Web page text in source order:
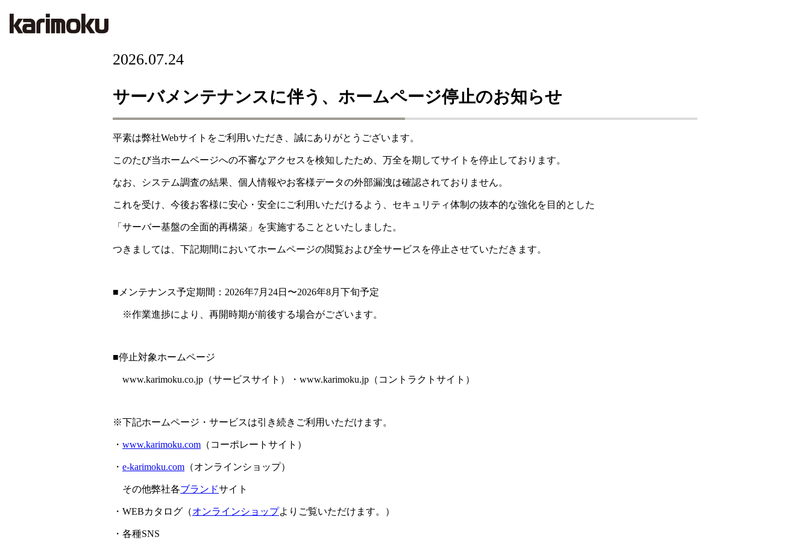
2026.07.24
サーバメンテナンスに伴う、ホームページ停止のお知らせ
平素は弊社Webサイトをご利用いただき、誠にありがとうございます。
このたび当ホームページへの不審なアクセスを検知したため、万全を期してサイトを停止しております。
なお、システム調査の結果、個人情報やお客様データの外部漏洩は確認されておりません。
これを受け、今後お客様に安心・安全にご利用いただけるよう、セキュリティ体制の抜本的な強化を目的とした
「サーバー基盤の全面的再構築」を実施することといたしました。
つきましては、下記期間においてホームページの閲覧および全サービスを停止させていただきます。
■メンテナンス予定期間：2026年7月24日〜2026年8月下旬予定
※作業進捗により、再開時期が前後する場合がございます。
■停止対象ホームページ
www.karimoku.co.jp（サービスサイト）・www.karimoku.jp（コントラクトサイト）
※下記ホームページ・サービスは引き続きご利用いただけます。
・ www.karimoku.com （コーポレートサイト）
・ e-karimoku.com （オンラインショップ）
その他弊社各ブランドサイト
・WEBカタログ（オンラインショップよりご覧いただけます。）
・各種SNS